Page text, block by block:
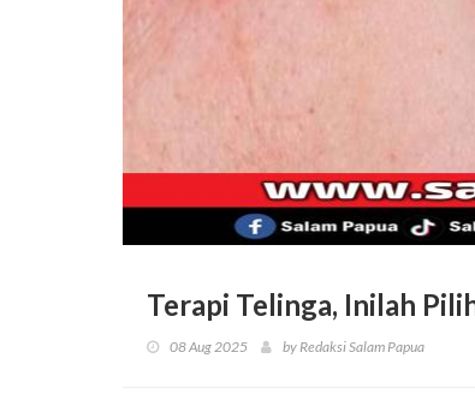
Terapi Telinga, Inilah
08 Aug 2025 by Redaksi Salam Papua